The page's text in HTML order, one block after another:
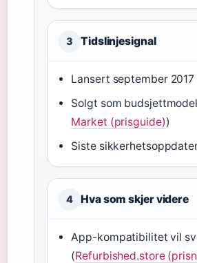
3 Tidslinjesignal
Lansert september 2017
Solgt som
Market (prisguide))
Siste
4 Hva som skjer videre
App-kompatibilitet vil
(Refurbished.store